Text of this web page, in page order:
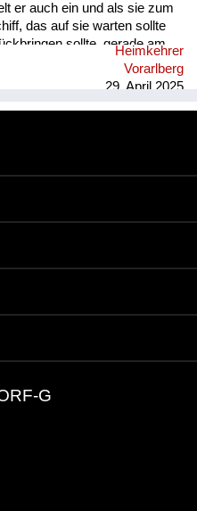
er auch ein und als sie zum
das auf sie warten sollte
sollte, gerade am
im „Feindesland“….. Die
Heimkehrer
Vorarlberg
29. April 2025
G